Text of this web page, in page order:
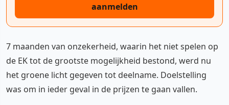
aanmelden
7 maanden van onzekerheid, waarin het niet spelen op
de EK tot de grootste mogelijkheid bestond, werd nu
het groene licht gegeven tot deelname. Doelstelling
was om in ieder geval in de prijzen te gaan vallen.